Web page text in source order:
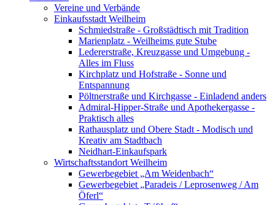
Vereine und Verbände
Einkaufsstadt Weilheim
Schmiedstraße - Großstädtisch mit Tradition
Marienplatz - Weilheims gute Stube
Ledererstraße, Kreuzgasse und Umgebung -
Alles im Fluss
Kirchplatz und Hofstraße - Sonne und
Entspannung
Pöltnerstraße und Kirchgasse - Einladend anders
Admiral-Hipper-Straße und Apothekergasse -
Praktisch alles
Rathausplatz und Obere Stadt - Modisch und
Kreativ am Stadtbach
Neidhart-Einkaufspark
Wirtschaftsstandort Weilheim
Gewerbegebiet „Am Weidenbach“
Gewerbegebiet „Paradeis / Leprosenweg / Am
Öferl“